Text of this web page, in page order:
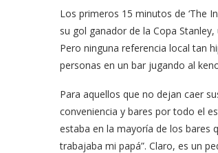
Los primeros 15 minutos de ‘The
su gol ganador de la Copa
Pero ninguna referencia local tan
personas en un bar jugando al
Para aquellos que no dejan caer
conveniencia y bares por todo el
estaba en la mayoría de los bares
trabajaba mi papá”. Claro, es un